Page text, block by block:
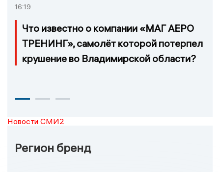
16:19
Что известно о компании «МАГ АЕРО
ТРЕНИНГ», самолёт которой потерпел
крушение во Владимирской области?
Новости СМИ2
Регион бренд